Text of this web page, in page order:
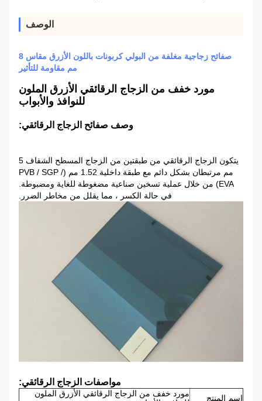
الوصف
صفائح زجاجية مغلفة من البولي كربونات باللون الأزرق مقاس 8
مم مقاومة للتأثير
مورد خفف من الزجاج الرقائقي الأزرق الملون
للنوافذ والأبواب
وصف صفائح الزجاج الرقائقي:
يتكون الزجاج الرقائقي من طبقتين من الزجاج المسطح الشفاف 5
مم مرتبطان بشكل دائم مع طبقة داخلية 1.52 مم (PVB / SGP /
EVA) من خلال عملية تسخين صناعية مضغوطة للغاية ومضبوطة.
في حالة الكسر ، مما يقلل من مخاطر الضرر.
مواصفات الزجاج الرقائقي:
اسم المنتج
مورد خفف من الزجاج الرقائقي الأزرق الملون